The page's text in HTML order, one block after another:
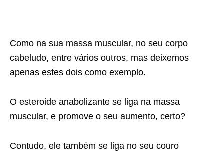
Como na sua massa muscular, no seu corpo
cabeludo, entre vários outros, mas deixemos
apenas estes dois como exemplo.
O esteroide anabolizante se liga na massa
muscular, e promove o seu aumento, certo?
Contudo, ele também se liga no seu couro